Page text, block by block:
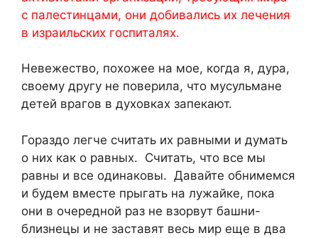
с палестинцами, они добивались их лечения
в израильских госпиталях.
Невежество, похожее на мое, когда я, дура,
своему другу не поверила, что мусульмане
детей врагов в духовках запекают.
Гораздо легче считать их равными и думать
о них как о равных. Считать, что все мы
равны и все одинаковы. Давайте обнимемся
и будем вместе прыгать на лужайке, пока
они в очередной раз не взорвут башни-
близнецы и не заставят весь мир еще в два